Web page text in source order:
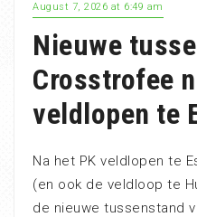
August 7, 2026 at 6:49 am
Nieuwe
Crosstrofee
veldlopen te
Na het PK veldlopen te
(en ook de veldloop te
de nieuwe tussenstand